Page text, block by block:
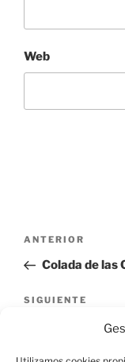
Web
Navegación
entradas
Entrada
anterior:
ANTERIOR
Colada de las
Siguiente
SIGUIENTE